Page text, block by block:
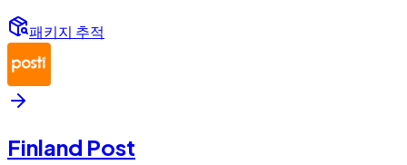
패키지 추적
Finland Post